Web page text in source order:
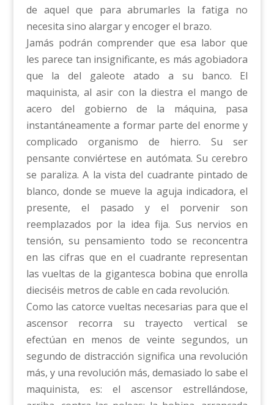
de aquel que para abrumarles la fatiga no
necesita sino alargar y encoger el brazo.
Jamás podrán comprender que esa labor que
les parece tan insignificante, es más agobiadora
que la del galeote atado a su banco. El
maquinista, al asir con la diestra el mango de
acero del gobierno de la máquina, pasa
instantáneamente a formar parte del enorme y
complicado organismo de hierro. Su ser
pensante conviértese en autómata. Su cerebro
se paraliza. A la vista del cuadrante pintado de
blanco, donde se mueve la aguja indicadora, el
presente, el pasado y el porvenir son
reemplazados por la idea fija. Sus nervios en
tensión, su pensamiento todo se reconcentra
en las cifras que en el cuadrante representan
las vueltas de la gigantesca bobina que enrolla
dieciséis metros de cable en cada revolución.
Como las catorce vueltas necesarias para que el
ascensor recorra su trayecto vertical se
efectúan en menos de veinte segundos, un
segundo de distracción significa una revolución
más, y una revolución más, demasiado lo sabe el
maquinista, es: el ascensor estrellándose,